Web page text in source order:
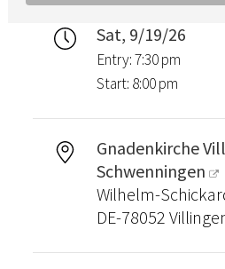
Sat, 9/19/26
Entry: 7:30 pm
Start: 8:00 pm
Gnadenkirche
Schwenningen
Wilhelm-
DE-78052